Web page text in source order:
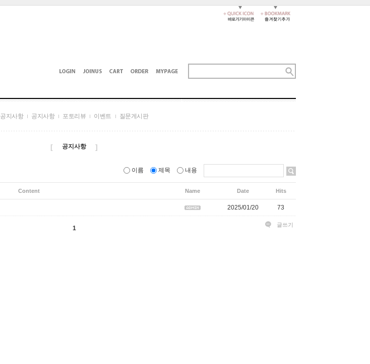
공지사항 공지사항 포토리뷰 이벤트 질문게시판
[ 공지사항 ]
이름 제목 내용
Content Name Date Hits
2025/01/20 73
글쓰기
1